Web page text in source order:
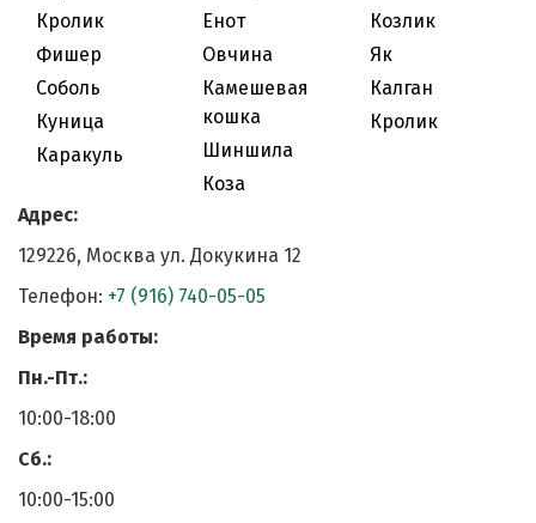
Кролик
Фишер
Соболь
Куница
Каракуль
Енот
Овчина
Камешевая
кошка
Шиншила
Коза
Козлик
Як
Калган
Кролик
Адрес:
129226, Москва ул. Докукина 12
Телефон: +7 (916) 740-05-05
Время работы:
Пн.-Пт.:
10:00-18:00
Cб.:
10:00-15:00